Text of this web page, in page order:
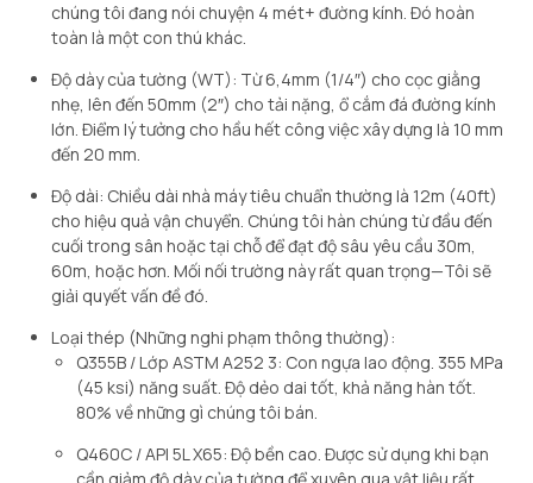
chúng tôi đang nói chuyện 4 mét+ đường kính. Đó hoàn
toàn là một con thú khác.
Độ dày của tường (WT): Từ 6,4mm (1/4″) cho cọc giằng
nhẹ, lên đến 50mm (2″) cho tải nặng, ổ cắm đá đường kính
lớn. Điểm lý tưởng cho hầu hết công việc xây dựng là 10 mm
đến 20 mm.
Độ dài: Chiều dài nhà máy tiêu chuẩn thường là 12m (40ft)
cho hiệu quả vận chuyển. Chúng tôi hàn chúng từ đầu đến
cuối trong sân hoặc tại chỗ để đạt độ sâu yêu cầu 30m,
60m, hoặc hơn. Mối nối trường này rất quan trọng—Tôi sẽ
giải quyết vấn đề đó.
Loại thép (Những nghi phạm thông thường):
Q355B / Lớp ASTM A252 3: Con ngựa lao động. 355 MPa
(45 ksi) năng suất. Độ dẻo dai tốt, khả năng hàn tốt.
80% về những gì chúng tôi bán.
Q460C / API 5L X65: Độ bền cao. Được sử dụng khi bạn